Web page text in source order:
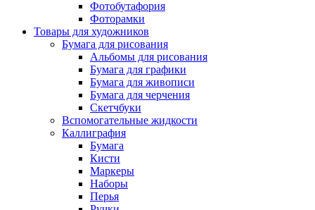
Фотобутафория
Фоторамки
Товары для художников
Бумага для рисования
Альбомы для рисования
Бумага для графики
Бумага для живописи
Бумага для черчения
Скетчбуки
Вспомогательные жидкости
Каллиграфия
Бумага
Кисти
Маркеры
Наборы
Перья